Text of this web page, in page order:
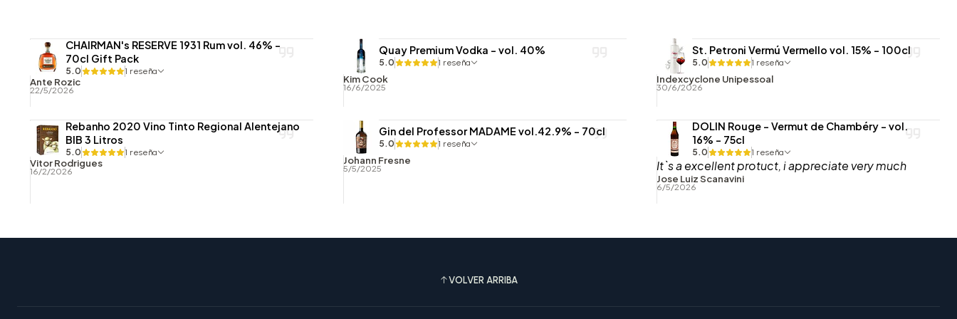
CHAIRMAN's RESERVE 1931 Rum vol. 46% -
70cl Gift Pack
5.0 1 reseña
Ante Rozic
22/5/2026
Quay Premium Vodka - vol. 40%
5.0 1 reseña
Kim Cook
16/6/2025
St. Petroni Vermú Vermello vol. 15% - 100cl
5.0 1 reseña
Indexcyclone Unipessoal
30/6/2026
Rebanho 2020 Vino Tinto Regional Alentejano
BIB 3 Litros
5.0 1 reseña
Vitor Rodrigues
16/2/2026
Gin del Professor MADAME vol.42.9% - 70cl
5.0 1 reseña
Johann Fresne
5/5/2025
DOLIN Rouge - Vermut de Chambéry - vol.
16% - 75cl
5.0 1 reseña
It`s a excellent protuct, i appreciate very much
Jose Luiz Scanavini
6/5/2026
VOLVER ARRIBA